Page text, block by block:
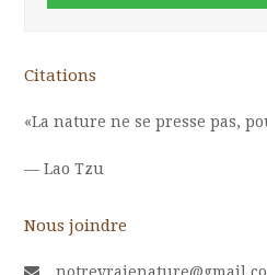
Citations
«La nature ne se presse pas,
—Lao Tzu
Nous joindre